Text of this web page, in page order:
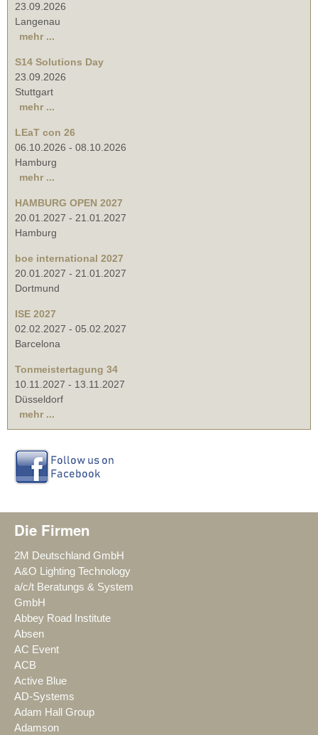
23.09.2026
Langenau
mehr ...
S14 Solutions Day
23.09.2026
Stuttgart
mehr ...
LEaT con 26
06.10.2026 - 08.10.2026
Hamburg
mehr ...
HAMBURG OPEN 2027
20.01.2027 - 21.01.2027
Hamburg
boe international 2027
20.01.2027 - 21.01.2027
Dortmund
ISE 2027
02.02.2027 - 05.02.2027
Barcelona
Tonmeistertagung 34
10.11.2027 - 13.11.2027
Düsseldorf
mehr ...
Die Firmen
2M Deutschland GmbH
A&O Lighting Technology
a/c/t Beratungs & System
GmbH
Abbey Road Institute
Absen
AC Event
ACB
Active Blue
AD-Systems
Adam Hall Group
Adamson